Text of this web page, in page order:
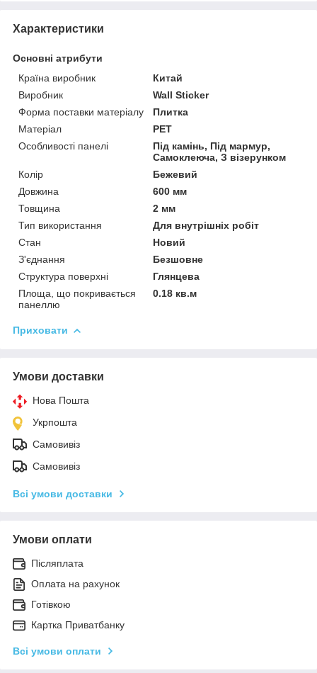
Характеристики
Основні атрибути
Країна виробник
Китай
Виробник
Wall Sticker
Форма поставки матеріалу
Плитка
Матеріал
PET
Особливості панелі
Під камінь, Під мармур,
Самоклеюча, З візерунком
Колір
Бежевий
Довжина
600 мм
Товщина
2 мм
Тип використання
Для внутрішніх робіт
Стан
Новий
З'єднання
Безшовне
Структура поверхні
Глянцева
Площа, що покривається
панеллю
0.18 кв.м
Приховати
Умови доставки
Нова Пошта
Укрпошта
Самовивіз
Самовивіз
Всі умови доставки
Умови оплати
Післяплата
Оплата на рахунок
Готівкою
Картка Приватбанку
Всі умови оплати